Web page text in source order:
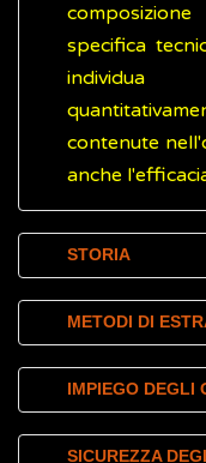
specifica
individua
contenute
anche
STORIA
Gli oli
mondo da
prime
periodo
avanti Cristo
METODI DI
I metodi di
possono
metodi
IMPIEGO DEGLI
Il maggiore
SICUREZZA